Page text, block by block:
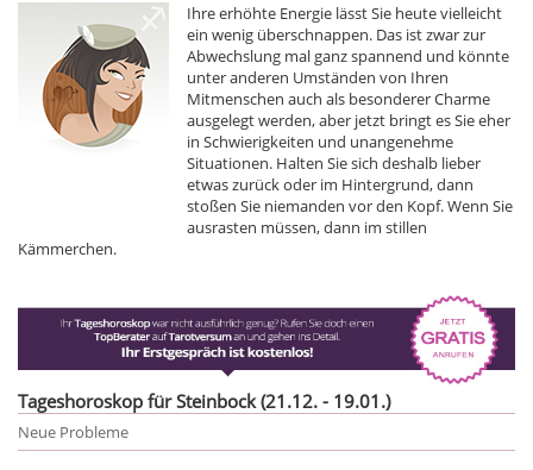
Ihre erhöhte Energie lässt Sie heute vielleicht
ein wenig überschnappen. Das ist zwar zur
Abwechslung mal ganz spannend und könnte
unter anderen Umständen von Ihren
Mitmenschen auch als besonderer Charme
ausgelegt werden, aber jetzt bringt es Sie eher
in Schwierigkeiten und unangenehme
Situationen. Halten Sie sich deshalb lieber
etwas zurück oder im Hintergrund, dann
stoßen Sie niemanden vor den Kopf. Wenn Sie
ausrasten müssen, dann im stillen
Kämmerchen.
Tageshoroskop für Steinbock (21.12. - 19.01.)
Neue Probleme